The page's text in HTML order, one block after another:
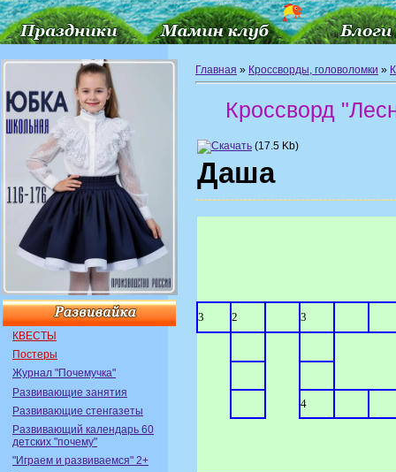
КВЕСТЫ
Постеры
Журнал "Почемучка"
Развивающие занятия
Развивающие стенгазеты
Развивающий календарь 60
детских "почему"
"Играем и развиваемся" 2+
Главная » Кроссворды, головоломки »
Кроссворд
(17.5 Kb)
Даша
3 2 3
4